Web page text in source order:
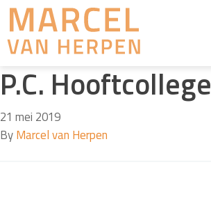
P.C. Hooftcollege
21 mei 2019
ByMarcel van Herpen